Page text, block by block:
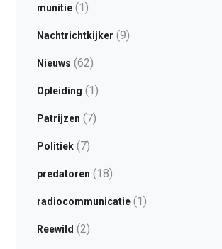
munitie(1)
Nachtrichtkijker (9)
Nieuws (62)
Opleiding (1)
Patrijzen (7)
Politiek(7)
predatoren (18)
radiocommunicatie(1)
Reewild (2)